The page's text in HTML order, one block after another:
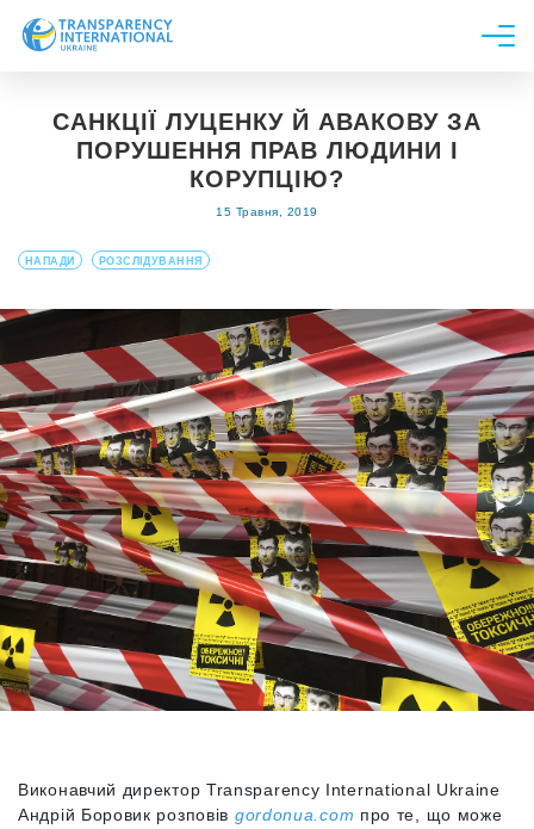
Новини
Долучитися
САНКЦІЇ ЛУЦЕНКУ Й АВАКОВУ ЗА
ПОРУШЕННЯ ПРАВ ЛЮДИНИ І
КОРУПЦІЮ?
15 Травня, 2019
НАПАДИ РОЗСЛІДУВАННЯ
Виконавчий директор Transparency International Ukraine
Андрій Боровик розповів gordonua.com про те, що може